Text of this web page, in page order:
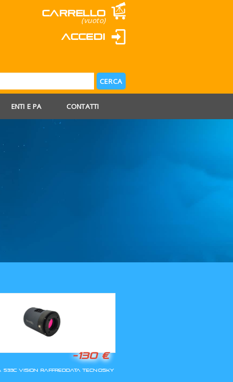
Carrello
(vuoto)
Accedi
ENTI E PA CONTATTI